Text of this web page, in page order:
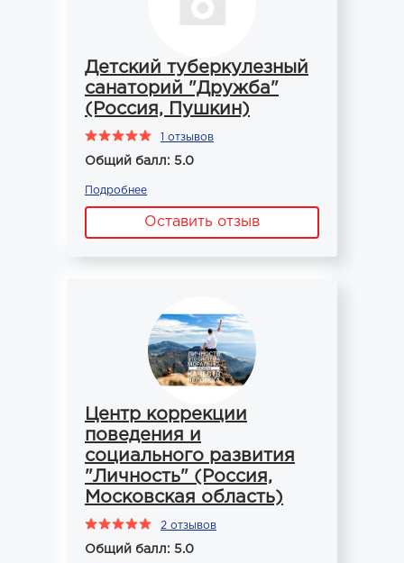
Детский туберкулезный
санаторий "Дружба"
(Россия, Пушкин)
1 отзывов
Общий балл: 5.0
Подробнее
Оставить отзыв
Центр коррекции
поведения и
социального развития
"Личность" (Россия,
Московская область)
2 отзывов
Общий балл: 5.0